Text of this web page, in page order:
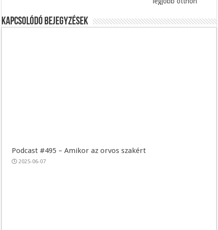
Kapcsolódó bejegyzések
Podcast #495 – Amikor az orvos szakért
2025-06-07